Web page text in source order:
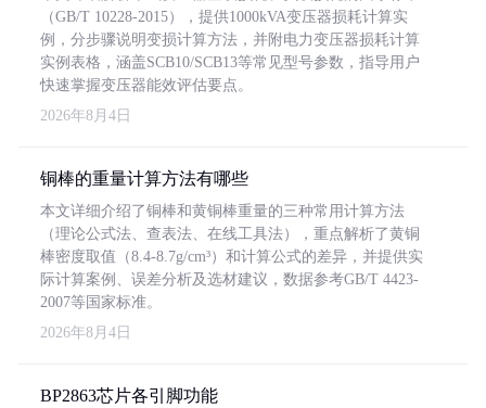
（GB/T 10228-2015），提供1000kVA变压器损耗计算实
例，分步骤说明变损计算方法，并附电力变压器损耗计算
实例表格，涵盖SCB10/SCB13等常见型号参数，指导用户
快速掌握变压器能效评估要点。
2026年8月4日
铜棒的重量计算方法有哪些
本文详细介绍了铜棒和黄铜棒重量的三种常用计算方法
（理论公式法、查表法、在线工具法），重点解析了黄铜
棒密度取值（8.4-8.7g/cm³）和计算公式的差异，并提供实
际计算案例、误差分析及选材建议，数据参考GB/T 4423-
2007等国家标准。
2026年8月4日
BP2863芯片各引脚功能